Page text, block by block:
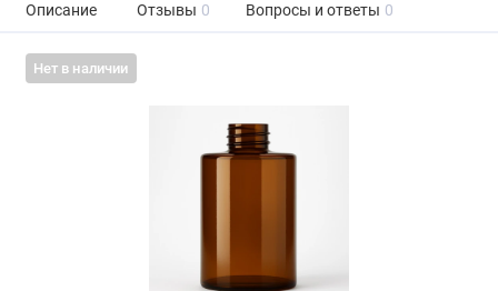
Описание Отзывы 0 Вопросы и ответы 0
Нет в наличии